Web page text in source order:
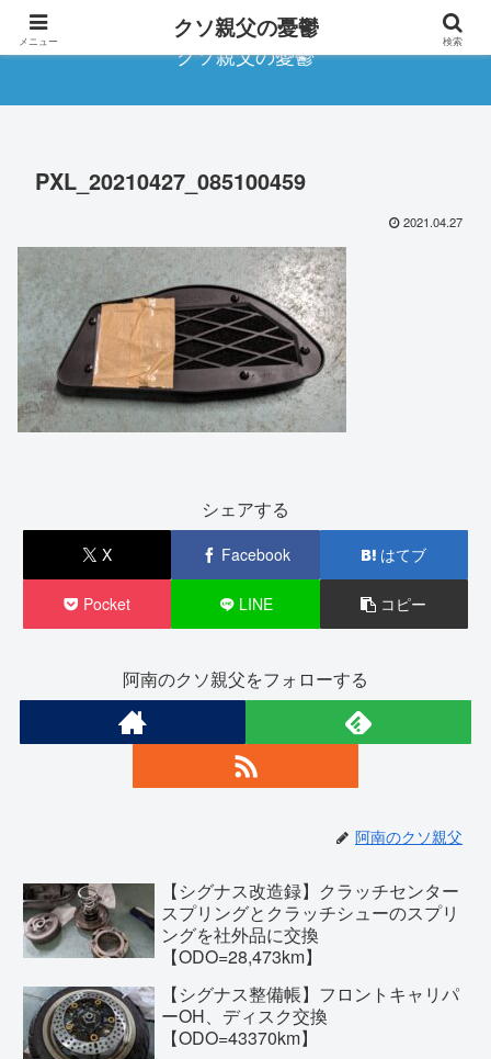
クソ親父の憂鬱
PXL_20210427_085100459
2021.04.27
シェアする
X Facebook はてブ
Pocket LINE コピー
阿南のクソ親父をフォローする
阿南のクソ親父
【シグナス改造録】クラッチセンター
スプリングとクラッチシューのスプリ
ングを社外品に交換
【ODO=28,473km】
【シグナス整備帳】フロントキャリパ
ーOH、ディスク交換
【ODO=43370km】
メニュー クソ親父の憂鬱 検索